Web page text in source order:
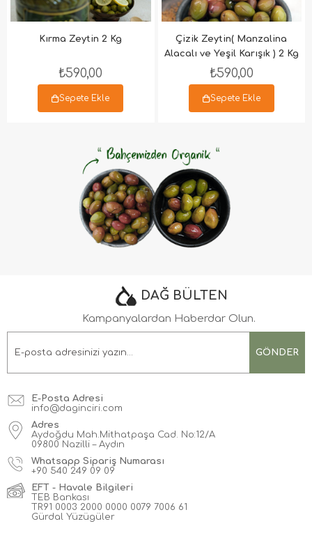
Kırma Zeytin 2 Kg
₺590,00
Sepete Ekle
Çizik Zeytin( Manzalina
Alacalı ve Yeşil Karışık ) 2 Kg
₺590,00
Sepete Ekle
DAĞ BÜLTEN
Kampanyalardan Haberdar Olun.
GÖNDER
E-Posta Adresi
info@daginciri.com
Adres
Aydoğdu Mah.Mithatpaşa Cad. No:12/A
09800 Nazilli – Aydın
Whatsapp Sipariş Numarası
+90 540 249 09 09
EFT - Havale Bilgileri
TEB Bankası
TR91 0003 2000 0000 0079 7006 61
Gürdal Yüzügüler